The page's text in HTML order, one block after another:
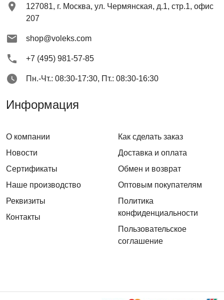
127081, г. Москва, ул. Чермянская, д.1, стр.1, офис
207
shop@voleks.com
+7 (495) 981-57-85
Пн.-Чт.: 08:30-17:30, Пт.: 08:30-16:30
Информация
О компании
Новости
Сертификаты
Наше производство
Реквизиты
Контакты
Как сделать заказ
Доставка и оплата
Обмен и возврат
Оптовым покупателям
Политика
конфиденциальности
Пользовательское
соглашение